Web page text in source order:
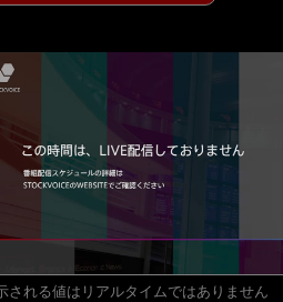
される値はリアルタイムではありません